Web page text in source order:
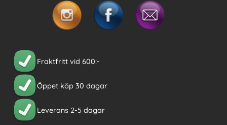
Fraktfritt vid 600:-
Öppet köp 30 dagar
Leverans 2-5 dagar